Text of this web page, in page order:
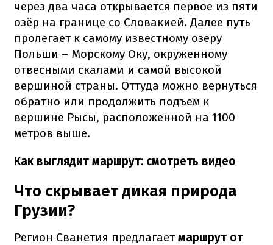
через два часа открывается первое из пяти
озёр на границе со Словакией. Далее путь
пролегает к самому известному озеру
Польши – Морскому Оку, окруженному
отвесными скалами и самой высокой
вершиной страны. Оттуда можно вернуться
обратно или продолжить подъем к
вершине Рысы, расположенной на 1100
метров выше.
Как выглядит маршрут: смотреть видео
Что скрывает дикая природа
Грузии?
Регион Сванетия предлагаетмаршрут от